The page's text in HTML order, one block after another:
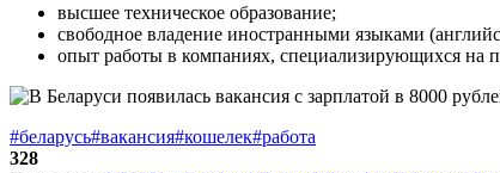
высшее техническое образование;
свободное владение иностранными языками
опыт работы в компаниях, специализирующихся на
#беларусь#вакансия#кошелек#работа
328